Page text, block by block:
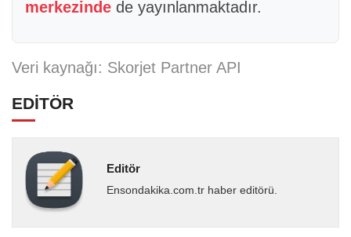
merkezinde de yayınlanmaktadır.
Veri kaynağı: Skorjet Partner API
EDİTÖR
Editör
Ensondakika.com.tr haber editörü.